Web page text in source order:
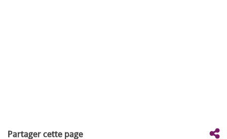
Partager cette page